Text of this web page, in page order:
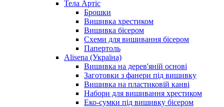
Тела Артіс
Брошки
Вишивка хрестиком
Вишивка бісером
Схеми для вишивання бісером
Папертоль
Alisena (Україна)
Вишивка на дерев'яній основі
Заготовки з фанери під вишивку
Вишивка на пластиковій канві
Набори для вишивання хрестиком
Еко-сумки під вишивку бісером